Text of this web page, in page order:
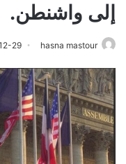
إلى واشنطن.
hasna mastour
29